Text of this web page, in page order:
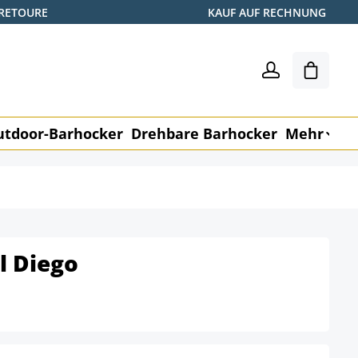
KAUF AUF RECHNUNG
Barhocker Drehbare Barhocker Mehr
Diego